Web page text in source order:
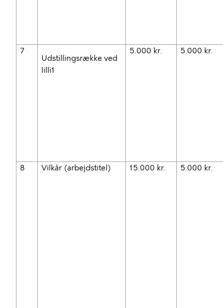
7
Udstillingsrække ved
lilli1
5.000 kr. 5.000 kr.
8 Vilkår (arbejdstitel) 15.000 kr. 5.000 kr.